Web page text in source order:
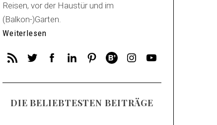
Reisen, vor der Haustür und im
(Balkon-)Garten.
Weiterlesen
DIE BELIEBTESTEN BEITRÄGE